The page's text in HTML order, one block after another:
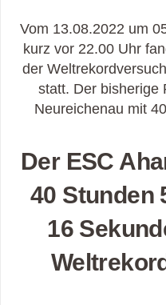
Vom 13.08.2022 um
kurz vor 22.00 Uhr
der
statt. Der bisherige
Neureichenau mit
Der ESC
40 Stunden
16